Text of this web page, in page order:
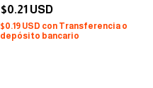
$0.21 USD
$0.19 USD con Transferencia o
depósito bancario